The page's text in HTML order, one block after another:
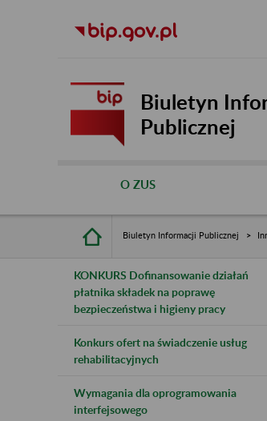
Biuletyn
Publicznej
O ZUS
Biuletyn Informacji Publicznej
KONKURS Dofinansowanie działań
płatnika składek na poprawę
bezpieczeństwa i higieny pracy
Konkurs ofert na świadczenie usług
rehabilitacyjnych
Wymagania dla oprogramowania
interfejsowego